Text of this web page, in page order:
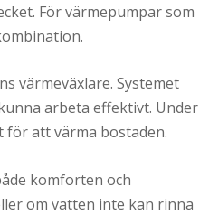
För värmepumpar som
värmeväxlare. Systemet
arbeta effektivt. Under
för att värma bostaden.
komforten och
om vatten inte kan rinna